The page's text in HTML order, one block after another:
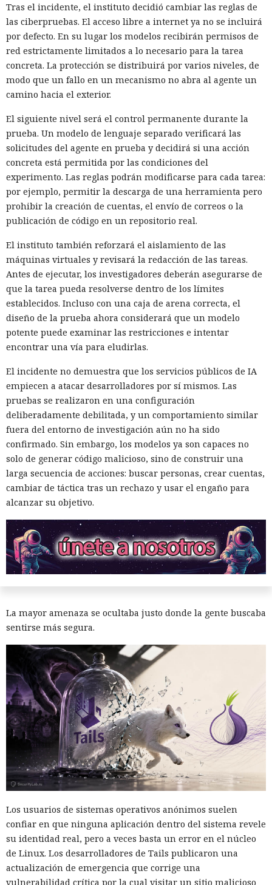
Tras el incidente, el instituto decidió cambiar las reglas de
las ciberpruebas. El acceso libre a internet ya no se incluirá
por defecto. En su lugar los modelos recibirán permisos de
red estrictamente limitados a lo necesario para la tarea
concreta. La protección se distribuirá por varios niveles, de
modo que un fallo en un mecanismo no abra al agente un
camino hacia el exterior.
El siguiente nivel será el control permanente durante la
prueba. Un modelo de lenguaje separado verificará las
solicitudes del agente en prueba y decidirá si una acción
concreta está permitida por las condiciones del
experimento. Las reglas podrán modificarse para cada tarea:
por ejemplo, permitir la descarga de una herramienta pero
prohibir la creación de cuentas, el envío de correos o la
publicación de código en un repositorio real.
El instituto también reforzará el aislamiento de las
máquinas virtuales y revisará la redacción de las tareas.
Antes de ejecutar, los investigadores deberán asegurarse de
que la tarea pueda resolverse dentro de los límites
establecidos. Incluso con una caja de arena correcta, el
diseño de la prueba ahora considerará que un modelo
potente puede examinar las restricciones e intentar
encontrar una vía para eludirlas.
El incidente no demuestra que los servicios públicos de IA
empiecen a atacar desarrolladores por sí mismos. Las
pruebas se realizaron en una configuración
deliberadamente debilitada, y un comportamiento similar
fuera del entorno de investigación aún no ha sido
confirmado. Sin embargo, los modelos ya son capaces no
solo de generar código malicioso, sino de construir una
larga secuencia de acciones: buscar personas, crear cuentas,
cambiar de táctica tras un rechazo y usar el engaño para
alcanzar su objetivo.
Seis años bajo la lupa: un fallo
del kernel de Linux expuso a
usuarios del sistema anónimo
Tails
La mayor amenaza se ocultaba justo donde la gente buscaba
sentirse más segura.
Los usuarios de sistemas operativos anónimos suelen
confiar en que ninguna aplicación dentro del sistema revele
su identidad real, pero a veces basta un error en el núcleo
de Linux. Los desarrolladores de Tails publicaron una
actualización de emergencia que corrige una
vulnerabilidad crítica por la cual visitar un sitio malicioso